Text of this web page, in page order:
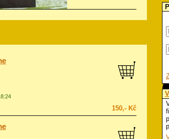
150,- Kč